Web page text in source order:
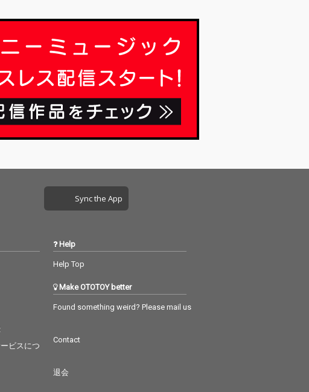
Sync the App
ビスにつ
Help
Help Top
Make OTOTOY better
Found something weird? Please mail us
Contact
退会